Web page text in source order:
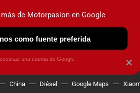
ELÉCTRICOS OBSERVATORIO
China Diésel Google Maps
×
más de Motorpasion en Google
como fuente preferida
una cuenta de Google